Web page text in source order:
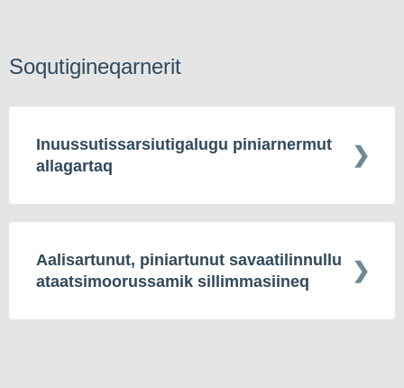
Soqutigineqarnerit
Inuussutissarsiutigalugu piniarnermut
allagartaq
Aalisartunut, piniartunut savaatilinnullu
ataatsimoorussamik sillimmasiineq